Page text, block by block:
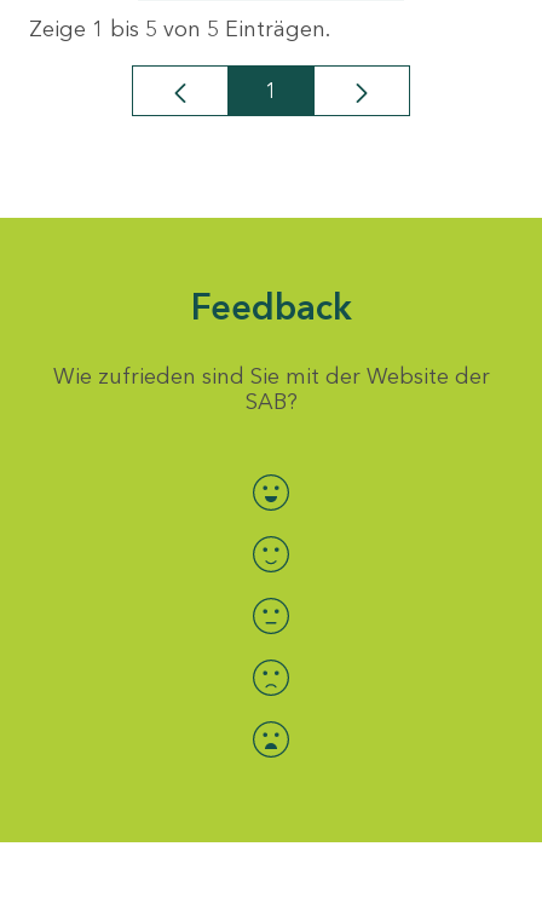
Zeige 1 bis 5 von 5 Einträgen.
Seite
1
Feedback
Wie zufrieden sind Sie mit der Website der
SAB?
Bewertung auswählen